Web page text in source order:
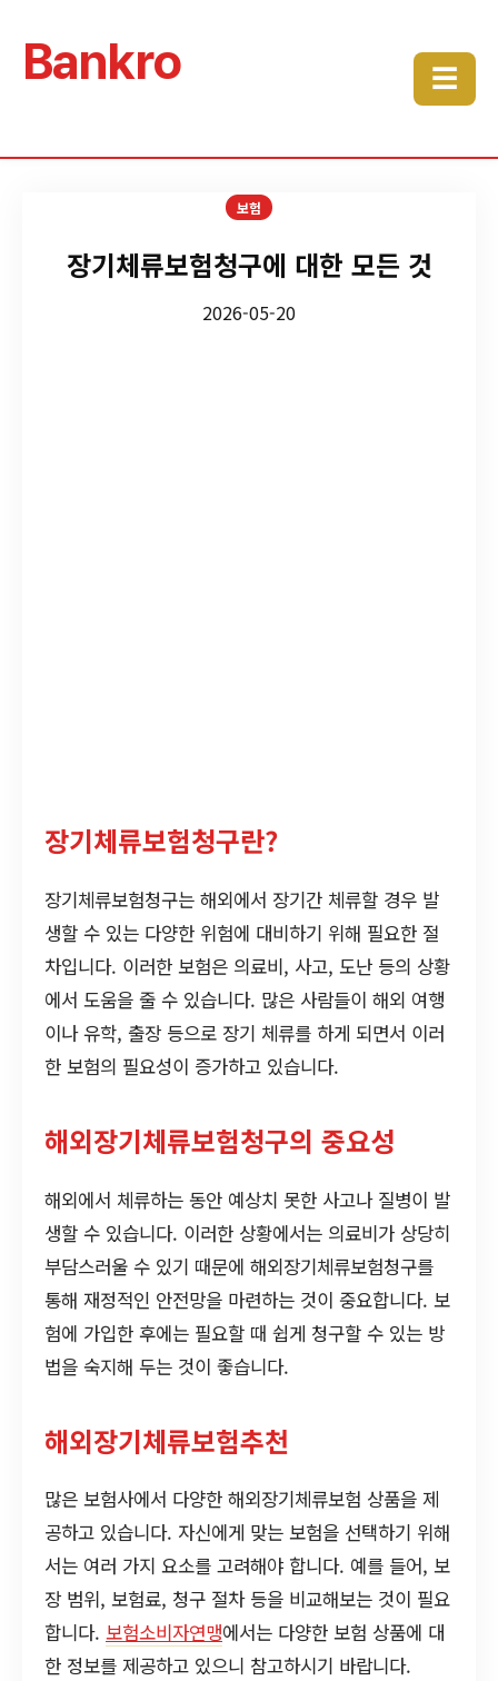
Bankro ☰
보험
장기체류보험청구에 대한 모든 것
2026-05-20
장기체류보험청구란?
장기체류보험청구는 해외에서 장기간 체류할 경우 발
생할 수 있는 다양한 위험에 대비하기 위해 필요한 절
차입니다. 이러한 보험은 의료비, 사고, 도난 등의 상황
에서 도움을 줄 수 있습니다. 많은 사람들이 해외 여행
이나 유학, 출장 등으로 장기 체류를 하게 되면서 이러
한 보험의 필요성이 증가하고 있습니다.
해외장기체류보험청구의 중요성
해외에서 체류하는 동안 예상치 못한 사고나 질병이 발
생할 수 있습니다. 이러한 상황에서는 의료비가 상당히
부담스러울 수 있기 때문에 해외장기체류보험청구를
통해 재정적인 안전망을 마련하는 것이 중요합니다. 보
험에 가입한 후에는 필요할 때 쉽게 청구할 수 있는 방
법을 숙지해 두는 것이 좋습니다.
해외장기체류보험추천
많은 보험사에서 다양한 해외장기체류보험 상품을 제
공하고 있습니다. 자신에게 맞는 보험을 선택하기 위해
서는 여러 가지 요소를 고려해야 합니다. 예를 들어, 보
장 범위, 보험료, 청구 절차 등을 비교해보는 것이 필요
합니다. 보험소비자연맹에서는 다양한 보험 상품에 대
한 정보를 제공하고 있으니 참고하시기 바랍니다.